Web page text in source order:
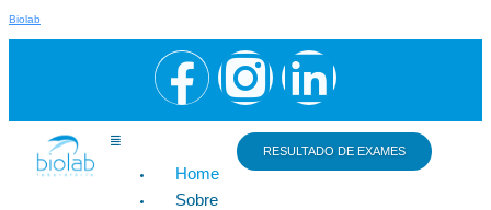
Biolab
Home
Sobre
RESULTADO DE EXAMES